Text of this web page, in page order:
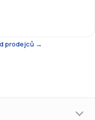
prodejců →